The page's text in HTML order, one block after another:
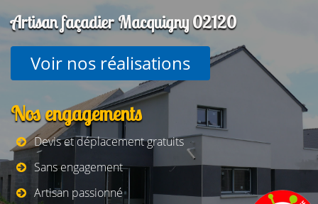
Artisan façadier Macquigny 02120
Voir nos réalisations
Nos engagements
Devis et déplacement gratuits
Sans engagement
Artisan passionné